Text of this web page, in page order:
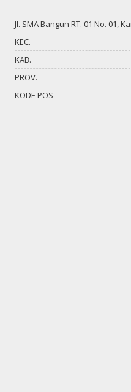
Jl. SMA Bangun RT. 01 No. 01,
KEC.
KAB.
PROV.
KODE POS